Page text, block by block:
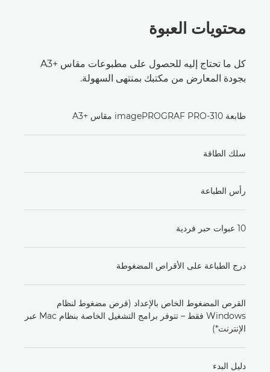
محتويات العبوة
كل ما تحتاج إليه للحصول على مطبوعات مقاس +‎A3
بجودة المعارض من مكتبك بمنتهى السهولة.
طابعة imagePROGRAF PRO-310 مقاس A3+‎
سلك الطاقة
رأس الطباعة
10 عبوات حبر فردية
درج الطباعة على الأقراص المضغوطة
القرص المضغوط الخاص بالإعداد (قرص مضغوط لنظام
Windows فقط – تتوفر برامج التشغيل الخاصة بنظام Mac عبر
الإنترنت*)
دليل البدء